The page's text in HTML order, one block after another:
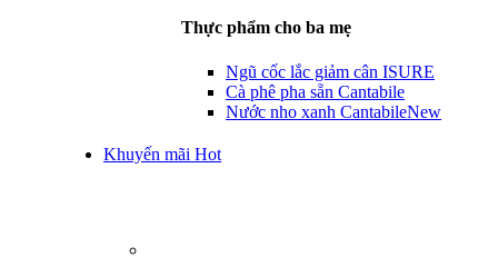
Thực phẩm cho ba mẹ
Ngũ cốc lắc giảm cân ISURE
Cà phê pha sẵn Cantabile
Nước nho xanh CantabileNew
Khuyến mãi Hot